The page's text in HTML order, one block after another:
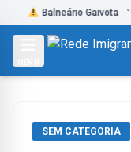
to
Balneário Gaivota --°C
SEM CATEGORIA